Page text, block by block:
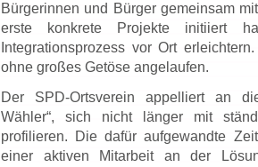
Bürgerinnen und Bürger gemeinsam
erste konkrete Projekte initiiert
Integrationsprozess vor Ort
ohne großes Getöse angelaufen.
Der SPD-Ortsverein appelliert an
Wähler“, sich nicht länger mit
profilieren. Die dafür aufgewandte
einer aktiven Mitarbeit an der